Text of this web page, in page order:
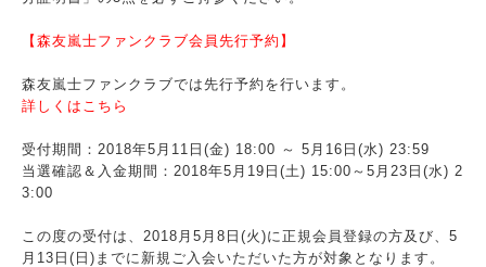
【森友嵐士ファンクラブ会員先行予約】
森友嵐士ファンクラブでは先行予約を行います。
詳しくはこちら
受付期間：2018年5月11日(金) 18:00 ～ 5月16日(水) 23:59
当選確認＆入金期間：2018年5月19日(土) 15:00～5月23日(水) 2
3:00
この度の受付は、2018月5月8日(火)に正規会員登録の方及び、5
月13日(日)までに新規ご入会いただいた方が対象となります。